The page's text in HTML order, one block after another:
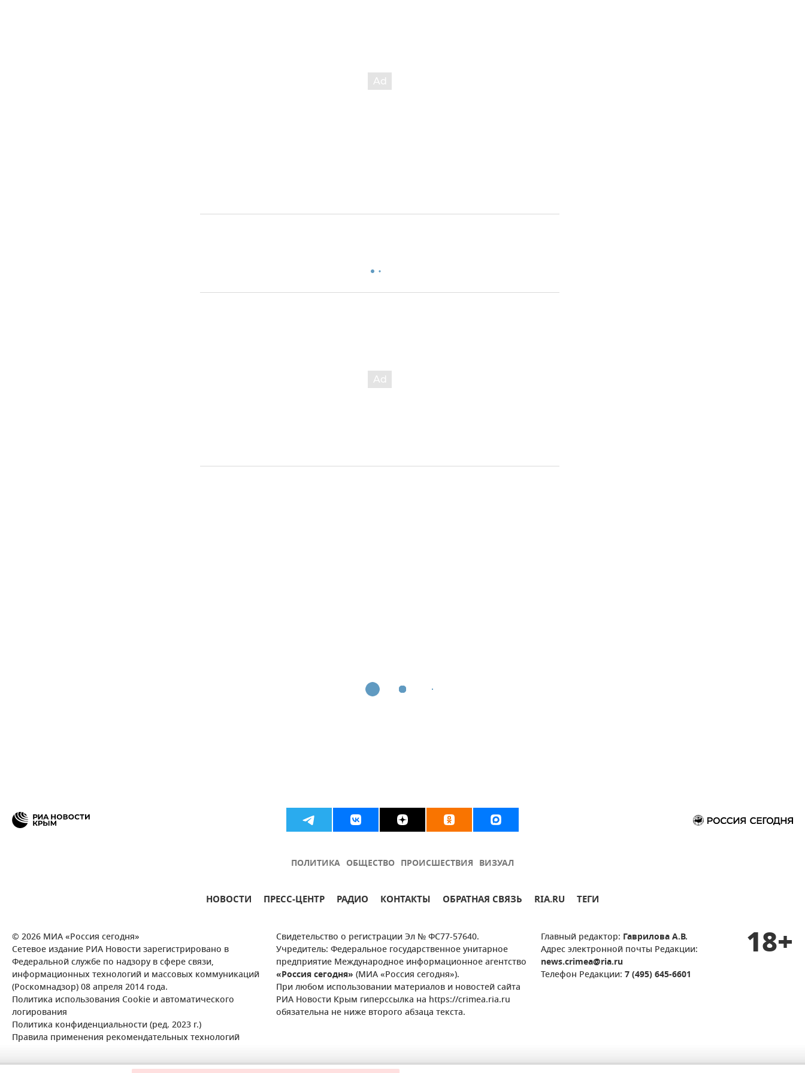
ПОЛИТИКА ОБЩЕСТВО ПРОИСШЕСТВИЯ ВИЗУАЛ
НОВОСТИ ПРЕСС-ЦЕНТР РАДИО КОНТАКТЫ ОБРАТНАЯ СВЯЗЬ RIA.RU ТЕГИ
© 2026 МИА «Россия сегодня»
Сетевое издание РИА Новости зарегистрировано в
Федеральной службе по надзору в сфере связи,
информационных технологий и массовых коммуникаций
(Роскомнадзор) 08 апреля 2014 года.
Политика использования Cookie и автоматического
логирования
Политика конфиденциальности (ред. 2023 г.)
Правила применения рекомендательных технологий
Свидетельство о регистрации Эл № ФС77-57640.
Учредитель: Федеральное государственное унитарное
предприятие Международное информационное агентство
«Россия сегодня» (МИА «Россия сегодня»).
При любом использовании материалов и новостей сайта
РИА Новости Крым гиперссылка на https://crimea.ria.ru
обязательна не ниже второго абзаца текста.
Главный редактор: Гаврилова А.В.
Адрес электронной почты Редакции:
news.crimea@ria.ru
Телефон Редакции: 7 (495) 645-6601
18+